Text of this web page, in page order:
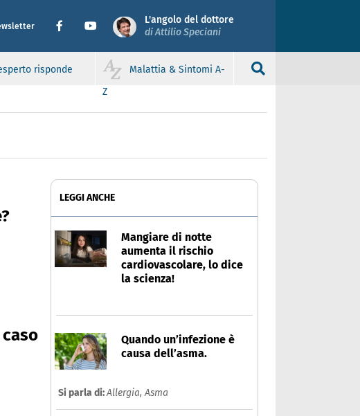
L'angolo del dottore
di Attilio Speciani
risponde
Malattia & Sintomi A-
Z
LEGGI ANCHE
Mangiare di notte
aumenta il rischio
cardiovascolare, lo dice
la scienza!
Quando un’infezione è
causa dell’asma.
Si parla di:Allergia,Asma